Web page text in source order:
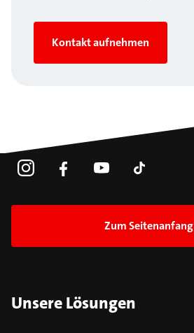
Kontakt aufnehmen
Zum Seitenanfang
Unsere Lösungen